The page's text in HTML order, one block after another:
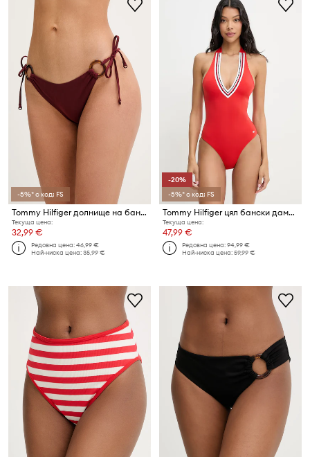
-5%* с код: FS
Tommy Hilfiger долнище на бански дамско
Текуща цена:
32,99 €
Редовна цена:46,99 €
Най-ниска цена:35,99 €
-20%
-5%* с код: FS
Tommy Hilfiger цял бански дамски
Текуща цена:
47,99 €
Редовна цена:94,99 €
Най-ниска цена:59,99 €